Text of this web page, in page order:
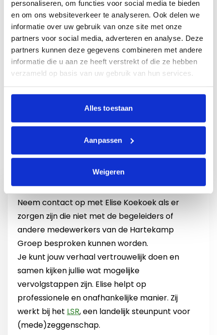
personaliseren, om functies voor social media te bieden
en om ons websiteverkeer te analyseren. Ook delen we
informatie over uw gebruik van onze site met onze
partners voor social media, adverteren en analyse. Deze
partners kunnen deze gegevens combineren met andere
informatie die u aan ze heeft verstrekt of die ze hebben
verzameld op basis van uw gebruik van hun services.
Alles toestaan
Aanpassen
Weigeren
Cliëntvertrouwenspersoon onvrijwillige zorg
regio Heemskerk
Cliëntvertrouwenspersoon onvrijwillige zorg
regio Heemstede
Vertrouwenspersoon Jeugd
Neem contact op met Elise Koekoek als er
zorgen zijn die niet met de begeleiders of
andere medewerkers van de Hartekamp
Groep besproken kunnen worden.
Je kunt jouw verhaal vertrouwelijk doen en
samen kijken jullie wat mogelijke
vervolgstappen zijn. Elise helpt op
professionele en onafhankelijke manier. Zij
werkt bij het LSR, een landelijk steunpunt voor
(mede)zeggenschap.